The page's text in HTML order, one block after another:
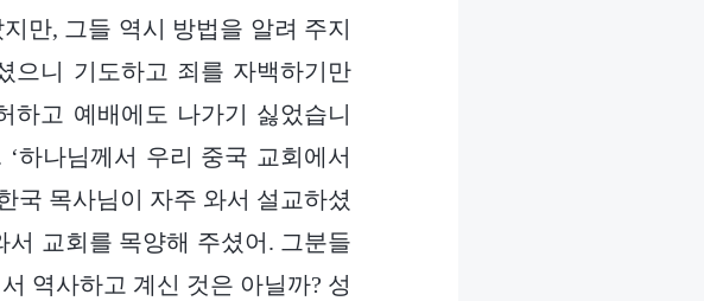
만, 그들 역시 방법을 알려 주지
으니 기도하고 죄를 자백하기만
고 예배에도 나가기 싫었습니
하나님께서 우리 중국 교회에서
국 목사님이 자주 와서 설교하셨
교회를 목양해 주셨어. 그분들
역사하고 계신 것은 아닐까? 성